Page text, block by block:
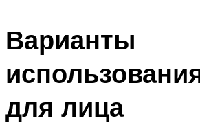
Варианты
для лица